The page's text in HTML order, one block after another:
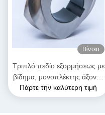
Βίντεο
Τριπλό πεδίο εξορμήσεως με
βίδημα, μονοπλέκτης άξονας
για την ανασύνθεση
πλαστικών καουτσούκ
Πάρτε την καλύτερη τιμή